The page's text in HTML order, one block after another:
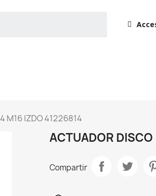
M16 IZDO 41226814
ACTUADOR
Compartir